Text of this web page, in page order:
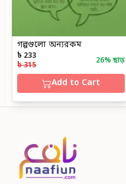
গল্পগুলো অন্যরকম
৳ 233
৳ 315
26% ছাড়
Add to Cart